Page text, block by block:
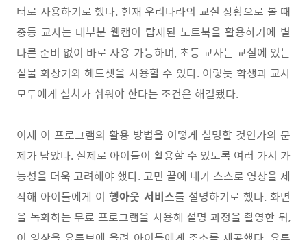
터로 사용하기로 했다. 현재 우리나라의 교실 상황으로 볼 때
중등 교사는 대부분 웹캠이 탑재된 노트북을 활용하기에 별
다른 준비 없이 바로 사용 가능하며,초등 교사는 교실에 있는
실물 화상기와 헤드셋을 사용할 수 있다. 이렇듯 학생과 교사
모두에게 설치가 쉬워야 한다는 조건은 해결됐다.
이제 이 프로그램의 활용 방법을 어떻게 설명할 것인가의 문
제가 남았다. 실제로 아이들이 활용할 수 있도록 여러 가지 가
능성을 더욱 고려해야 했다. 고민 끝에 내가 스스로 영상을 제
작해 아이들에게 이행아웃 서비스를 설명하기로 했다.화면
을 녹화하는 무료 프로그램을 사용해 설명 과정을 촬영한 뒤,